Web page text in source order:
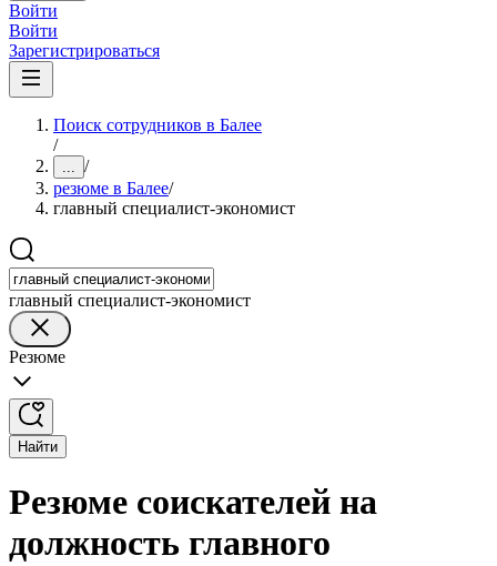
Войти
Войти
Зарегистрироваться
Поиск сотрудников в Балее
/
... /
резюме в Балее/
главный специалист-экономист
главный специалист-экономист
Резюме
Найти
Резюме соискателей на
должность главного